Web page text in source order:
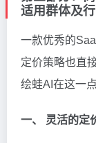
适用群体及
一款优秀的
定价策略也直
绘蛙AI在这一
一、 灵活的定